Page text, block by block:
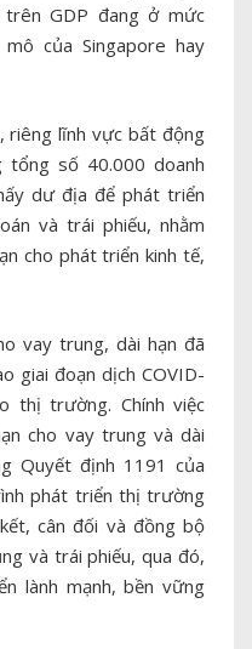
GDP đang ở mức
của Singapore hay
riêng lĩnh vực bất động
tổng số 40.000 doanh
dư địa để phát triển
và trái phiếu, nhằm
cho phát triển kinh tế,
vay trung, dài hạn đã
giai đoạn dịch COVID-
thị trường. Chính việc
cho vay trung và dài
Quyết định 1191 của
phát triển thị trường
cân đối và đồng bộ
và trái phiếu, qua đó,
lành mạnh, bền vững